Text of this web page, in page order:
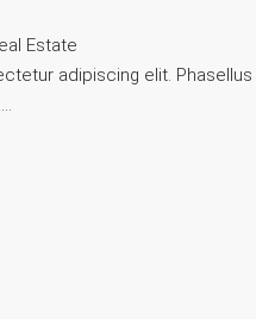
Estate
adipiscing elit. Phasellus